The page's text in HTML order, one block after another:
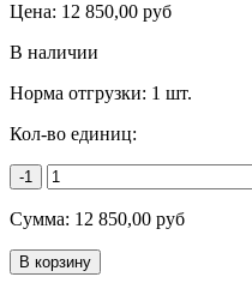
Цена: 12 850,00 руб
В наличии
Норма отгрузки: 1 шт.
Кол-во единиц:
-1
Сумма: 12 850,00 руб